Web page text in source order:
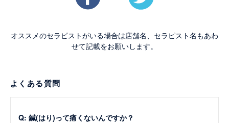
オススメのセラピストがいる場合は店舗名、セラピスト名もあわ
せて記載をお願いします。
よくある質問
Q: 鍼(はり)って痛くないんですか？